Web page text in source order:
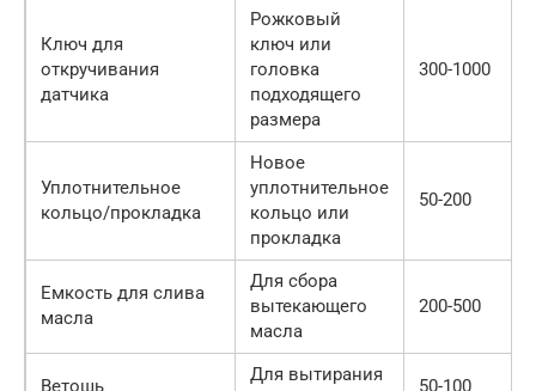
Ключ для
откручивания
датчика
Рожковый
ключ или
головка
подходящего
размера
300-1000
Уплотнительное
кольцо/прокладка
Новое
уплотнительное
кольцо или
прокладка
50-200
Емкость для слива
масла
Для сбора
вытекающего
масла
200-500
Ветошь
Для вытирания
50-100